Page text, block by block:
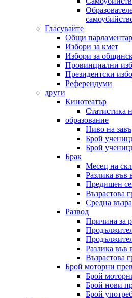
Гласувайте
Общи
Избори за кмет
Избори за
Провинциални
Президентски
Референдуми
други
Кинотеатър
Статистика
образование
Ниво на
Брой
Брой
Брак
Месец на
Разлика във
Предишен
Възрастова
Средна
Развод
Причина за
Разлика във
Възрастова
Брой моторни
Брой
Брой нови
Брой